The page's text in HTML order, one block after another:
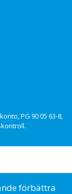
PG 90 05 63-8,
förbättra